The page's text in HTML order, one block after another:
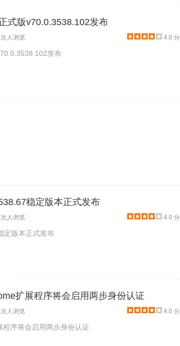
式版v70.0.3538.102发布
人浏览 4.0 分
发布
稳定版本正式发布
人浏览 4.0 分
定版本正式发布
扩展程序将会启用两步身份认证
人浏览 4.0 分
程序将会启用两步身份认证